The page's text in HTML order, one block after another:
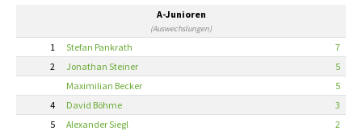
A-Junioren
(Auswechslungen)
1 Stefan Pankrath
7
2
Jonathan Steiner
5
Maximilian Becker
5
4
David Böhme
3
5
Alexander Siegl
2